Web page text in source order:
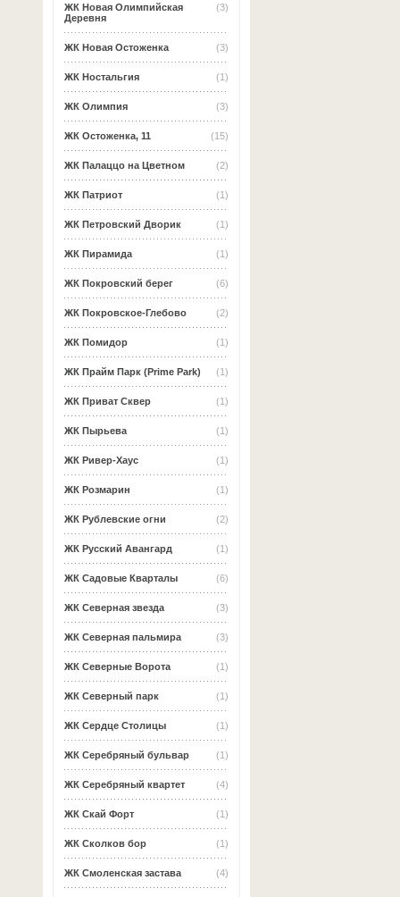
(3)
ЖК Новая Олимпийская
Деревня
(3)
ЖК Новая Остоженка
(1)
ЖК Ностальгия
(3)
ЖК Олимпия
(15)
ЖК Остоженка, 11
(2)
ЖК Палаццо на Цветном
(1)
ЖК Патриот
(1)
ЖК Петровский Дворик
(1)
ЖК Пирамида
(6)
ЖК Покровский берег
(2)
ЖК Покровское-Глебово
(1)
ЖК Помидор
(1)
ЖК Прайм Парк (Prime Park)
(1)
ЖК Приват Сквер
(1)
ЖК Пырьева
(1)
ЖК Ривер-Хаус
(1)
ЖК Розмарин
(2)
ЖК Рублевские огни
(1)
ЖК Русский Авангард
(6)
ЖК Садовые Кварталы
(3)
ЖК Северная звезда
(3)
ЖК Северная пальмира
(1)
ЖК Северные Ворота
(1)
ЖК Северный парк
(1)
ЖК Сердце Столицы
(1)
ЖК Серебряный бульвар
(4)
ЖК Серебряный квартет
(1)
ЖК Скай Форт
(1)
ЖК Сколков бор
(4)
ЖК Смоленская застава